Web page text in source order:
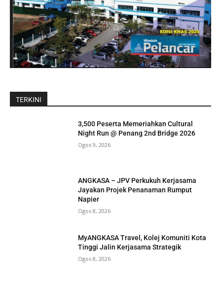
TERKINI
3,500 Peserta Memeriahkan Cultural
Night Run @ Penang 2nd Bridge 2026
Ogos 9, 2026
ANGKASA – JPV Perkukuh Kerjasama
Jayakan Projek Penanaman Rumput
Napier
Ogos 8, 2026
MyANGKASA Travel, Kolej Komuniti Kota
Tinggi Jalin Kerjasama Strategik
Ogos 8, 2026